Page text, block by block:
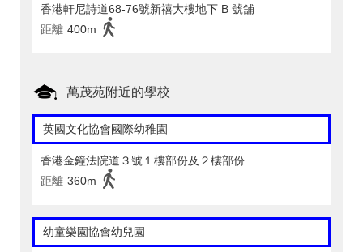
香港軒尼詩道68-76號新禧大樓地下 B 號舖
距離 400m
萬茂苑附近的學校
英國文化協會國際幼稚園
香港金鐘法院道３號１樓部份及２樓部份
距離 360m
幼童樂園協會幼兒園